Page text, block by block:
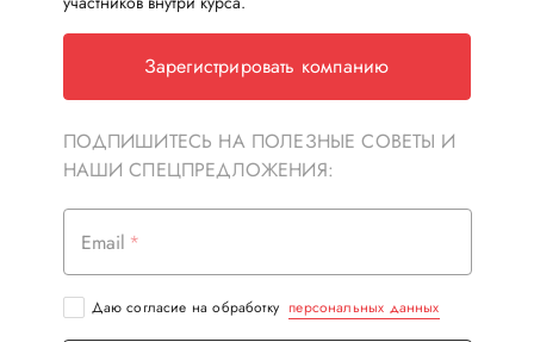
Зарегистрировать компанию
ПОДПИШИТЕСЬ НА ПОЛЕЗНЫЕ СОВЕТЫ И
НАШИ СПЕЦПРЕДЛОЖЕНИЯ:
Email
Даю согласие на обработку персональных данных